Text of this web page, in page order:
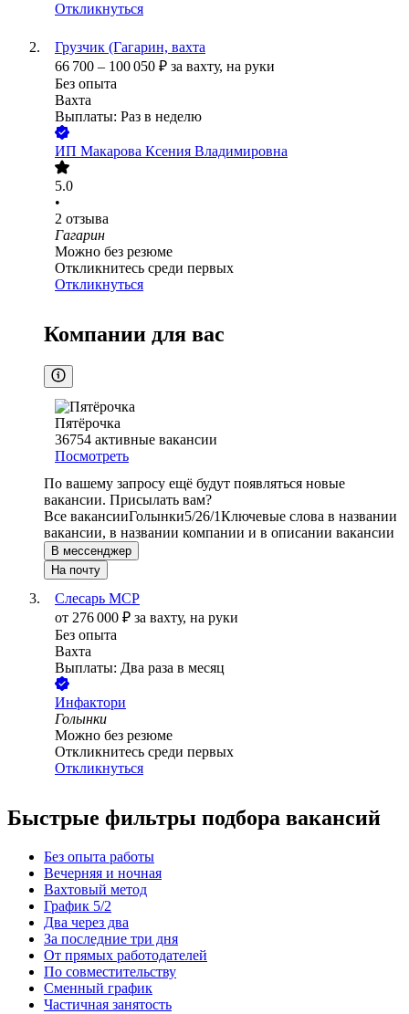
Откликнуться
Грузчик (Гагарин, вахта
66 700 – 100 050 ₽ за вахту, на руки
Без опыта
Вахта
Выплаты: Раз в неделю
ИП Макарова Ксения Владимировна
5.0
•
2 отзыва
Гагарин
Можно без резюме
Откликнитесь среди первых
Откликнуться
Компании для вас
Пятёрочка
36754 активные вакансии
Посмотреть
По вашему запросу ещё будут появляться новые
вакансии. Присылать вам?
Все вакансииГолынки5/26/1Ключевые слова в названии
вакансии, в названии компании и в описании вакансии
В мессенджер
На почту
Слесарь МСР
от 276 000 ₽ за вахту, на руки
Без опыта
Вахта
Выплаты: Два раза в месяц
Инфактори
Голынки
Можно без резюме
Откликнитесь среди первых
Откликнуться
Быстрые фильтры подбора вакансий
Без опыта работы
Вечерняя и ночная
Вахтовый метод
График 5/2
Два через два
За последние три дня
От прямых работодателей
По совместительству
Сменный график
Частичная занятость